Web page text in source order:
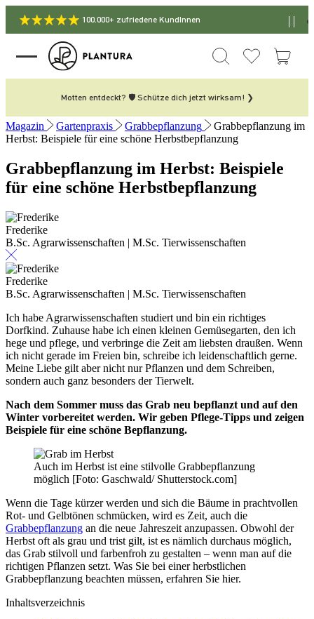
100.000+ zufriedene KundInnen
Motten entdeckt? 🛡️ Schütze dich jetzt wirksam! ❯
Magazin Gartenpraxis Grabbepflanzung
Grabbepflanzung im
Herbst: Beispiele für eine schöne Herbstbepflanzung
Grabbepflanzung im Herbst: Beispiele
für eine schöne Herbstbepflanzung
Frederike
B.Sc. Agrarwissenschaften | M.Sc. Tierwissenschaften
Frederike
B.Sc. Agrarwissenschaften | M.Sc. Tierwissenschaften
Ich habe Agrarwissenschaften studiert und bin ein richtiges
Dorfkind. Zuhause habe ich einen kleinen Gemüsegarten, den ich
hege und pflege, und verbringe die Zeit am liebsten draußen. Wenn
ich nicht gerade im Freien bin, schreibe ich leidenschaftlich gerne.
Meine Liebe gilt aber nicht nur Pflanzen und dem Schreiben,
sondern auch ganz besonders der Tierwelt.
Nach dem Sommer muss das Grab neu bepflanzt und auf den
Winter vorbereitet werden. Wir geben Pflege-Tipps und zeigen
Beispiele für eine schöne Bepflanzung.
Auch im Herbst ist eine stilvolle Grabbepflanzung
möglich [Foto: Gaschwald/ Shutterstock.com]
Wenn die Tage kürzer werden und sich die Bäume in prachtvollen
Rot- und Gelbtönen schmücken, wird es Zeit, auch die
Grabbepflanzung an die neue Jahreszeit anzupassen. Obwohl der
Herbst oft als grau und trist gilt, ist es nämlich durchaus möglich,
das Grab stilvoll und farbenfroh zu gestalten – wenn man auf die
richtigen Pflanzen setzt. Was Sie bei einer herbstlichen
Grabbepflanzung beachten müssen, erfahren Sie hier.
Inhaltsverzeichnis